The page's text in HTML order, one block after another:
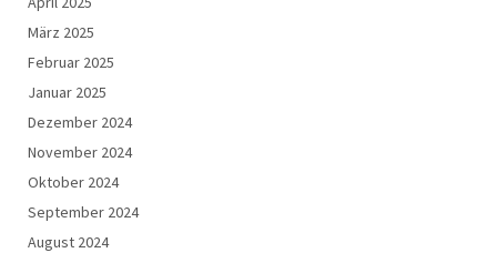
März 2025
Februar 2025
Januar 2025
Dezember 2024
November 2024
Oktober 2024
September 2024
August 2024